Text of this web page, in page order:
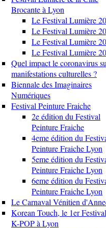
Brocante à Lyon
Le Festival Lumière
Le Festival Lumière
Le Festival Lumière
Le Festival Lumière
Quel impact le coronavirus
manifestations culturelles ?
Biennale des Imaginaires
Numériques
Festival Peinture Fraiche
2e édition du Festival
Peinture Fraiche
4eme édition du
Peinture Fraiche Lyon
5eme édition du
Peinture Fraiche Lyon
6eme édition du
Peinture Fraiche Lyon
Le Carnaval Vénitien
Korean Touch, le 1er
K-POP à Lyon